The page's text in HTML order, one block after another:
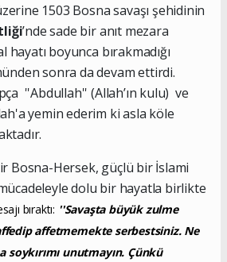
1503 Bosna savaşı şehidinin
’nde sade bir anıt mezara
boyunca bırakmadığı
sonra da devam ettirdi.
''Abdullah'' (Allah’ın kulu) ve
yemin ederim ki asla köle
Bosna-Hersek, güçlü bir İslami
dolu bir hayatla birlikte
bıraktı: ''Savaşta büyük zulme
affetmemekte serbestsiniz. Ne
soykırımı unutmayın. Çünkü